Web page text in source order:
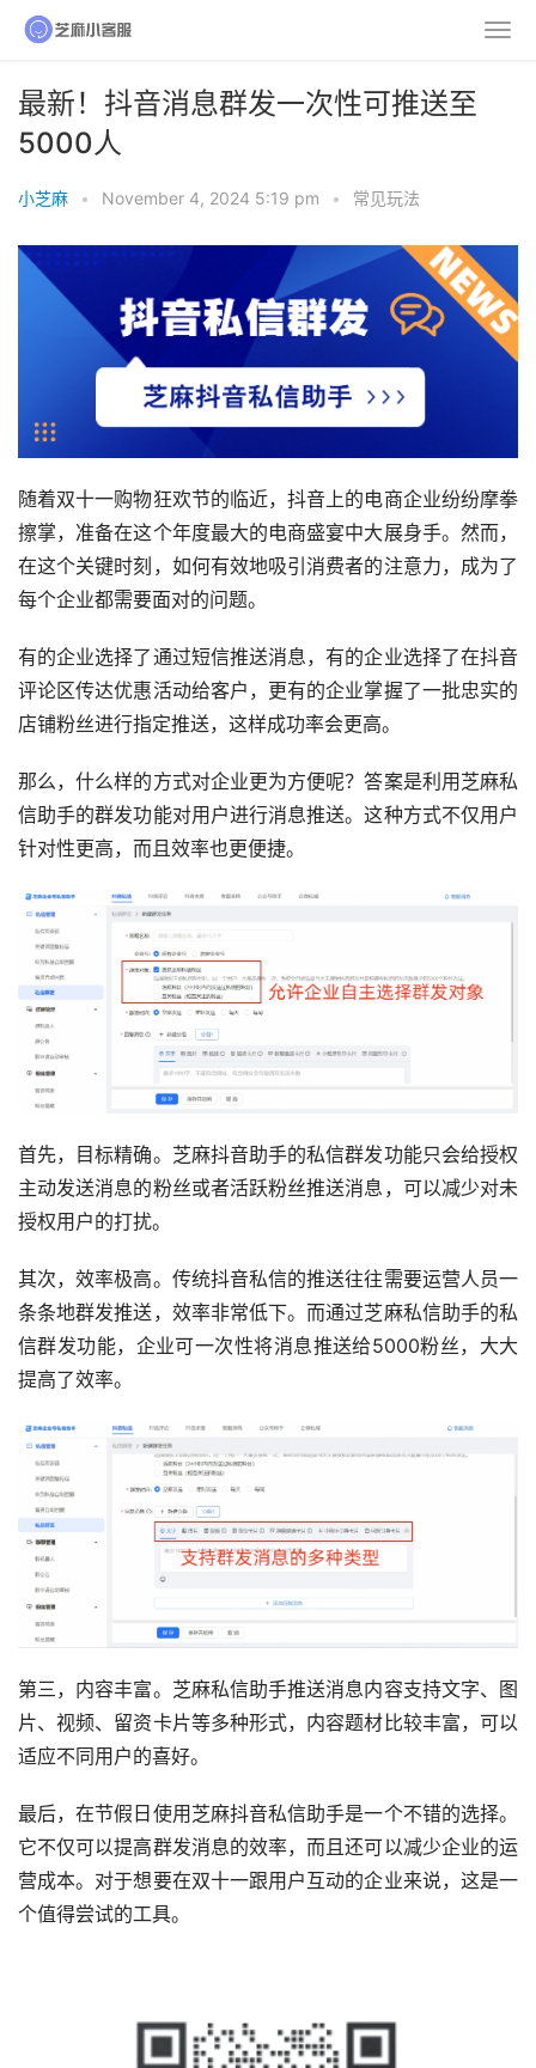
最新！抖音消息群发一次性可推送至
5000人
小芝麻 • November 4, 2024 5:19 pm • 常见玩法
随着双十一购物狂欢节的临近，抖音上的电商企业纷纷摩拳
擦掌，准备在这个年度最大的电商盛宴中大展身手。然而，
在这个关键时刻，如何有效地吸引消费者的注意力，成为了
每个企业都需要面对的问题。
有的企业选择了通过短信推送消息，有的企业选择了在抖音
评论区传达优惠活动给客户，更有的企业掌握了一批忠实的
店铺粉丝进行指定推送，这样成功率会更高。
那么，什么样的方式对企业更为方便呢？答案是利用芝麻私
信助手的群发功能对用户进行消息推送。这种方式不仅用户
针对性更高，而且效率也更便捷。
首先，目标精确。芝麻抖音助手的私信群发功能只会给授权
主动发送消息的粉丝或者活跃粉丝推送消息，可以减少对未
授权用户的打扰。
其次，效率极高。传统抖音私信的推送往往需要运营人员一
条条地群发推送，效率非常低下。而通过芝麻私信助手的私
信群发功能，企业可一次性将消息推送给5000粉丝，大大
提高了效率。
第三，内容丰富。芝麻私信助手推送消息内容支持文字、图
片、视频、留资卡片等多种形式，内容题材比较丰富，可以
适应不同用户的喜好。
最后，在节假日使用芝麻抖音私信助手是一个不错的选择。
它不仅可以提高群发消息的效率，而且还可以减少企业的运
营成本。对于想要在双十一跟用户互动的企业来说，这是一
个值得尝试的工具。